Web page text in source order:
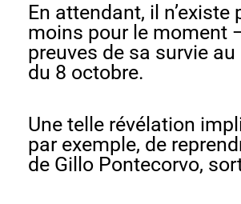
En attendant, il n’existe
moins pour le moment
preuves de sa survie
du 8 octobre.
Une telle révélation
par exemple, de
de Gillo Pontecorvo,